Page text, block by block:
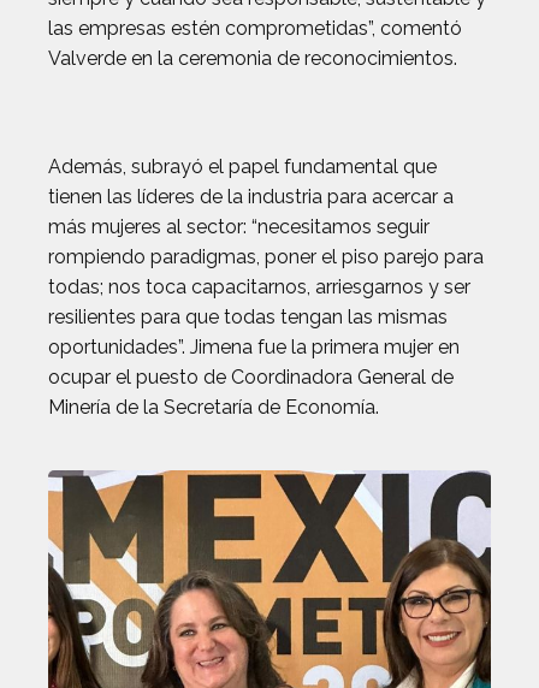
las empresas estén comprometidas”, comentó
Valverde en la ceremonia de reconocimientos.
Además, subrayó el papel fundamental que
tienen las líderes de la industria para acercar a
más mujeres al sector: “necesitamos seguir
rompiendo paradigmas, poner el piso parejo para
todas; nos toca capacitarnos, arriesgarnos y ser
resilientes para que todas tengan las mismas
oportunidades”. Jimena fue la primera mujer en
ocupar el puesto de Coordinadora General de
Minería de la Secretaría de Economía.